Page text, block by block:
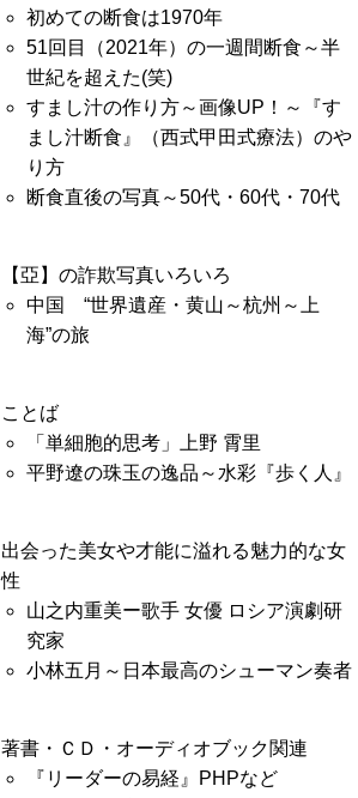
初めての断食は1970年
51回目（2021年）の一週間断食～半
世紀を超えた(笑)
すまし汁の作り方～画像UP！～『す
まし汁断食』（西式甲田式療法）のや
り方
断食直後の写真～50代・60代・70代
【亞】の詐欺写真いろいろ
中国 “世界遺産・黄山～杭州～上
海”の旅
ことば
「単細胞的思考」上野 霄里
平野遼の珠玉の逸品～水彩『歩く人』
出会った美女や才能に溢れる魅力的な女
性
山之内重美ー歌手 女優 ロシア演劇研
究家
小林五月～日本最高のシューマン奏者
著書・ＣＤ・オーディオブック関連
『リーダーの易経』PHPなど